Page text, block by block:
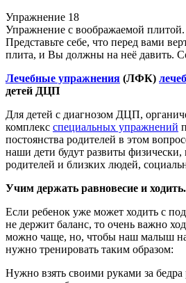
Упражнение 18
Упражнение с воображаемой плитой.
Представьте себе, что перед вами
плита, и Вы должны на неё давить.
Лечебные упражнения (ЛФК)
детей ДЦП
Для детей с диагнозом ДЦП,
комплекс специальных упражнений
постоянства родителей в этом
наши дети будут развиты физически,
родителей и близких людей,
Учим держать равновесие и ходить.
Если ребенок уже может ходить с
не держит баланс, то очень важно
можно чаще, но, чтобы наш малыш
нужно тренировать таким образом:
Нужно взять своими руками за бедра